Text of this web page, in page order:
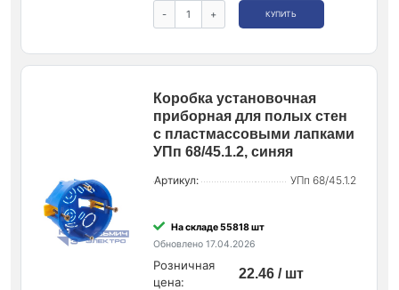
- + КУПИТЬ
Коробка установочная
приборная для полых стен
с пластмассовыми лапками
УПп 68/45.1.2, синяя
Артикул: УПп 68/45.1.2
На складе 55818 шт
Обновлено 17.04.2026
Розничная
цена:
22.46 / шт